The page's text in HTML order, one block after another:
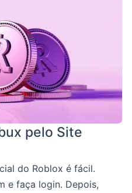
pelo Site
do Roblox é fácil.
e faça login. Depois,